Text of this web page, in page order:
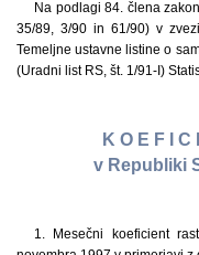
Na podlagi 84. člena
35/89, 3/90 in 61/90) v
Temeljne ustavne listine o
(Uradni list RS, št. 1/91-I)
K O E F I C
v Republiki
1. Mesečni koeficient